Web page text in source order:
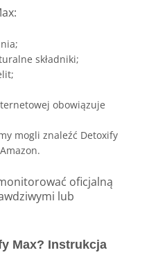
składniki;
obowiązuje
mogli znaleźć Detoxify
oficjalną
lub
Max? Instrukcja